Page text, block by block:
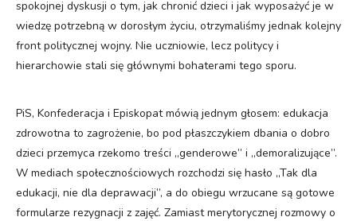
spokojnej dyskusji o tym, jak chronić dzieci i jak wyposażyć je w
wiedzę potrzebną w dorosłym życiu, otrzymaliśmy jednak kolejny
front politycznej wojny. Nie uczniowie, lecz politycy i
hierarchowie stali się głównymi bohaterami tego sporu.
PiS, Konfederacja i Episkopat mówią jednym głosem: edukacja
zdrowotna to zagrożenie, bo pod płaszczykiem dbania o dobro
dzieci przemyca rzekomo treści „genderowe” i „demoralizujące”.
W mediach społecznościowych rozchodzi się hasło „Tak dla
edukacji, nie dla deprawacji”, a do obiegu wrzucane są gotowe
formularze rezygnacji z zajęć. Zamiast merytorycznej rozmowy o